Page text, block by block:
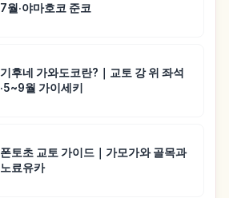
7월·야마호코 준코
기후네 가와도코란?｜교토 강 위 좌석
·5~9월 가이세키
폰토초 교토 가이드｜가모가와 골목과
노료유카